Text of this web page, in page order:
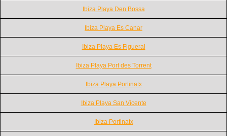
Ibiza Playa Den Bossa
Ibiza Playa Es Canar
Ibiza Playa Es Figueral
Ibiza Playa Port des Torrent
Ibiza Playa Portinatx
Ibiza Playa San Vicente
Ibiza Portinatx